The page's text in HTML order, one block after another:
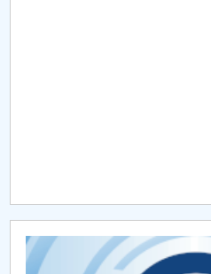
Chestionar angajabilitate
CAR2026